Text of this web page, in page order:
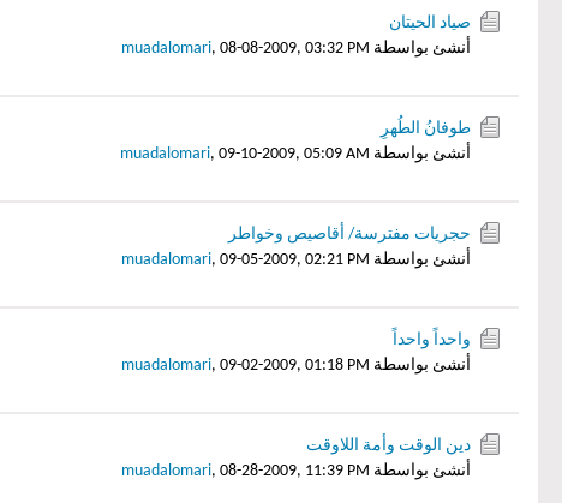
صياد الحيتان
أنشئ بواسطة
muadalomari, 08-08-2009, 03:32 PM
طوفانُ الطُهرِ
أنشئ بواسطة
muadalomari, 09-10-2009, 05:09 AM
حجريات مفترسة/ أقاصيص وخواطر
أنشئ بواسطة
muadalomari, 09-05-2009, 02:21 PM
واحداً واحداً
أنشئ بواسطة
muadalomari, 09-02-2009, 01:18 PM
دين الوقت وأمة اللاوقت
أنشئ بواسطة
muadalomari, 08-28-2009, 11:39 PM